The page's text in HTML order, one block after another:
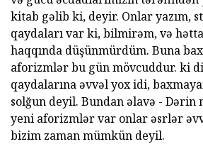
kitab gəlib ki, deyir. Onlar yazım,
qaydaları var ki, bilmirəm, və
haqqında düşünmürdüm. Buna
aforizmlər bu gün mövcuddur. ki
qaydalarına əvvəl yox idi,
solğun deyil. Bundan əlavə - Dərin
yeni aforizmlər var onlar əsrlər
bizim zaman mümkün deyil.